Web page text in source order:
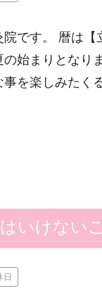
です。 暦は
始まりとなり
事を楽しみたく
いけない
日